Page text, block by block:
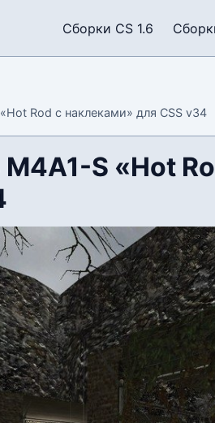
Сборки CS 1.6
Rod с наклеками» для CSS v34
S «Hot